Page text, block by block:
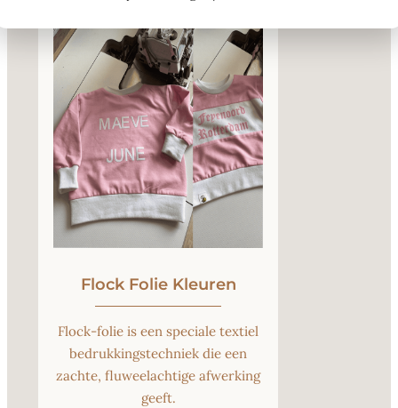
Flock Folie Kleuren
Flock-folie is een speciale textiel
bedrukkingstechniek die een
zachte, fluweelachtige afwerking
geeft.